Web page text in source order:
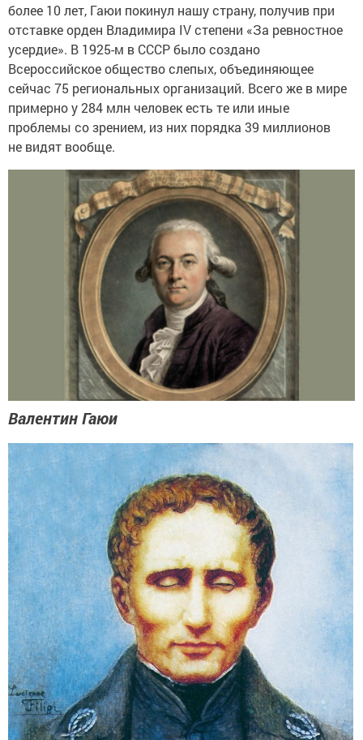
более 10 лет, Гаюи покинул нашу страну, получив при
отставке орден Владимира IV степени «За ревностное
усердие». В 1925-м в СССР было создано
Всероссийское общество слепых, объединяющее
сейчас 75 региональных организаций. Всего же в мире
примерно у 284 млн человек есть те или иные
проблемы со зрением, из них порядка 39 миллионов
не видят вообще.
Валентин Гаюи